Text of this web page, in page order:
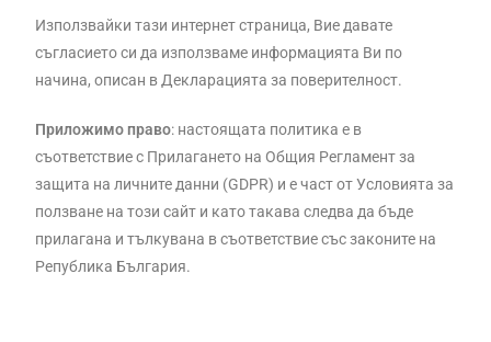
Използвайки тази интернет страница, Вие давате
съгласието си да използваме информацията Ви по
начина, описан в Декларацията за поверителност.
Приложимо право: настоящата политика е в
съответствие с Прилагането на Общия Регламент за
защита на личните данни (GDPR) и е част от Условията за
ползване на този сайт и като такава следва да бъде
прилагана и тълкувана в съответствие със законите на
Република България.